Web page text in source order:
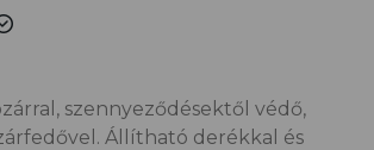
szennyeződésektől védő,
Állítható derékkal és